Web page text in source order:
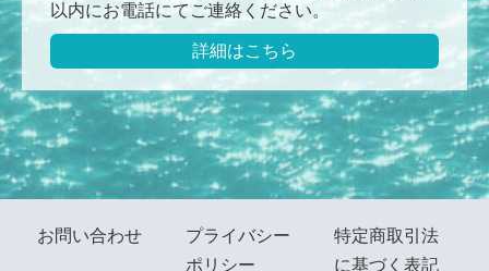
以内にお電話にてご連絡ください。
詳細はこちら
お問い合わせ
プライバシー
ポリシー
特定商取引法
に基づく表記